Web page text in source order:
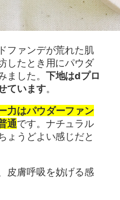
ファンデが荒れた肌
したとき用にパウダ
ました。 下地はdプロ
ています。
力はパウダーファン
通です。ナチュラル
ょうどよい感じだと
皮膚呼吸を妨げる感